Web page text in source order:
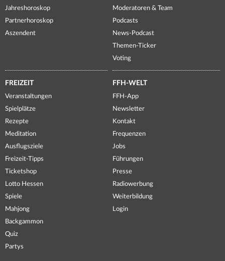
Jahreshoroskop
Partnerhoroskop
Aszendent
Moderatoren & Team
Podcasts
News-Podcast
Themen-Ticker
Voting
FREIZEIT
Veranstaltungen
Spielplätze
Rezepte
Meditation
Ausflugsziele
Freizeit-Tipps
Ticketshop
Lotto Hessen
Spiele
Mahjong
Backgammon
Quiz
Partys
FFH-WELT
FFH-App
Newsletter
Kontakt
Frequenzen
Jobs
Führungen
Presse
Radiowerbung
Weiterbildung
Login